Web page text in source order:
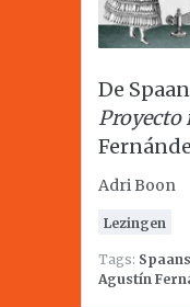
De
Proyecto
Adri Boon
Lezingen
Tags: Spaans
Agustín